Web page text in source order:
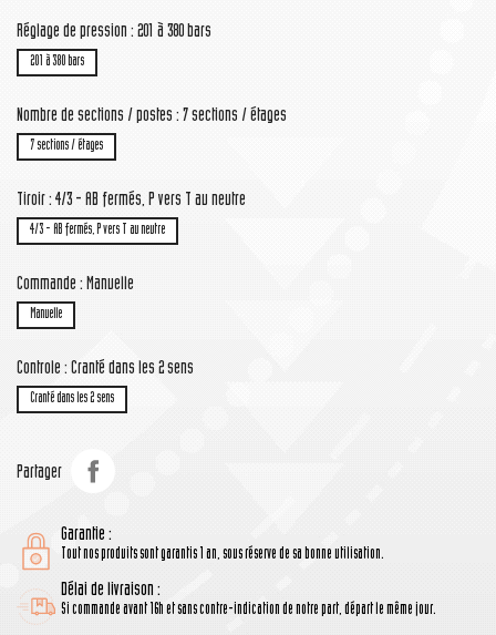
Réglage de pression : 201 à 380 bars
201 à 380 bars
Nombre de sections / postes : 7 sections / étages
7 sections / étages
Tiroir : 4/3 - AB fermés, P vers T au neutre
4/3 - AB fermés, P vers T au neutre
Commande : Manuelle
Manuelle
Controle : Cranté dans les 2 sens
Cranté dans les 2 sens
Partager
Garantie :
Tout nos produits sont garantis 1 an, sous réserve de sa bonne utilisation.
Délai de livraison :
Si commande avant 16h et sans contre-indication de notre part, départ le même jour.